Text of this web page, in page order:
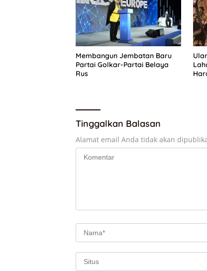
Membangun Jembatan Baru
Partai Golkar-Partai Belaya
Rus
Tinggalkan Balasan
Alamat email Anda tidak akan